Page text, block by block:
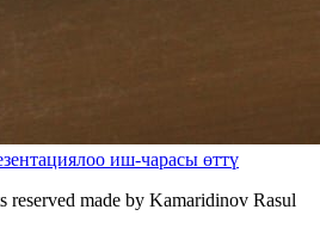
иш-чарасы өттү
reserved made by Kamaridinov Rasul